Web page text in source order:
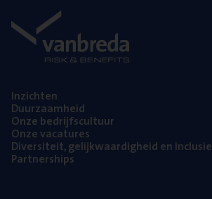
Inzich­ten
Duur­zaam­heid
Onze bedrijfs­cul­tuur
Onze vaca­tu­res
Diver­si­teit, gelijk­waar­dig­heid en inclusie
Part­ner­ships